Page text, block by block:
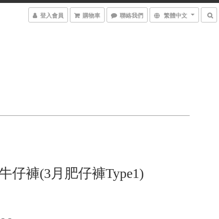
登入會員 購物車 聯絡我們 繁體中文
仔褲(3月肥仔褲Type1)